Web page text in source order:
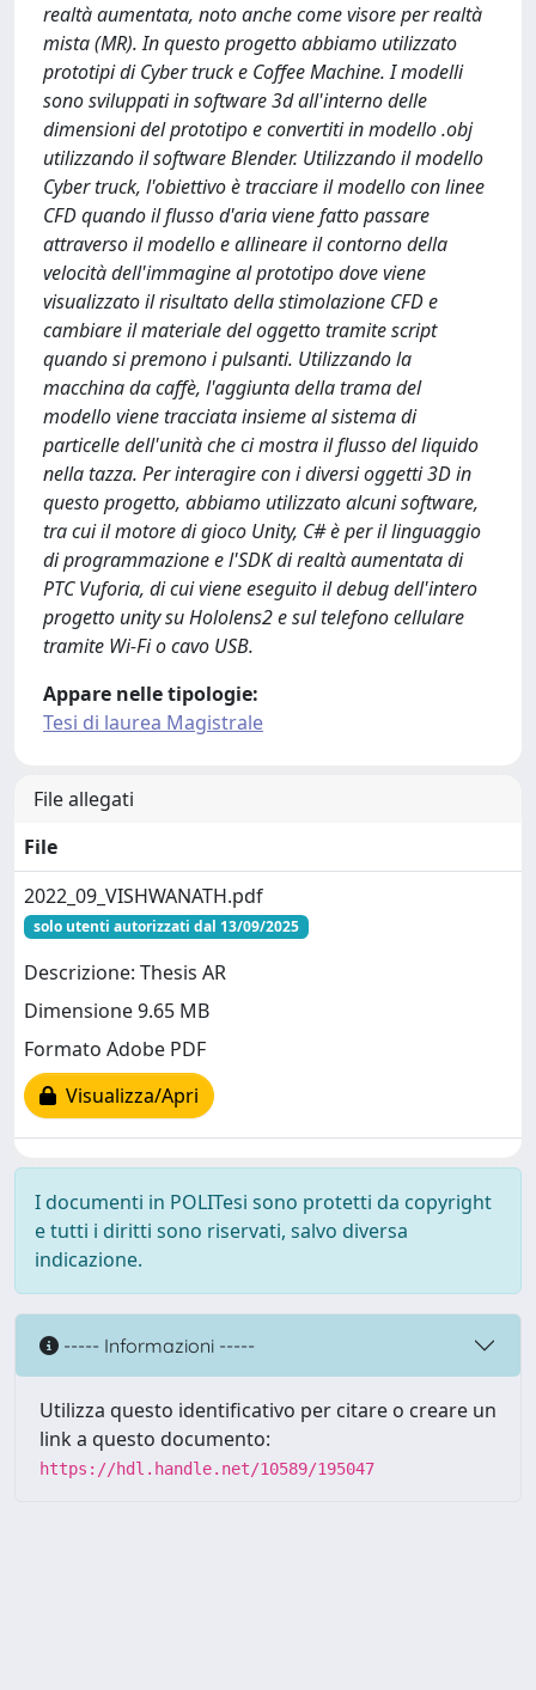
realtà aumentata, noto anche come visore per realtà
mista (MR). In questo progetto abbiamo utilizzato
prototipi di Cyber ​​truck e Coffee Machine. I modelli
sono sviluppati in software 3d all'interno delle
dimensioni del prototipo e convertiti in modello .obj
utilizzando il software Blender. Utilizzando il modello
Cyber ​​truck, l'obiettivo è tracciare il modello con linee
CFD quando il flusso d'aria viene fatto passare
attraverso il modello e allineare il contorno della
velocità dell'immagine al prototipo dove viene
visualizzato il risultato della stimolazione CFD e
cambiare il materiale del oggetto tramite script
quando si premono i pulsanti. Utilizzando la
macchina da caffè, l'aggiunta della trama del
modello viene tracciata insieme al sistema di
particelle dell'unità che ci mostra il flusso del liquido
nella tazza. Per interagire con i diversi oggetti 3D in
questo progetto, abbiamo utilizzato alcuni software,
tra cui il motore di gioco Unity, C# è per il linguaggio
di programmazione e l'SDK di realtà aumentata di
PTC Vuforia, di cui viene eseguito il debug dell'intero
progetto unity su Hololens2 e sul telefono cellulare
tramite Wi-Fi o cavo USB.
Appare nelle tipologie:
Tesi di laurea Magistrale
File allegati
File
2022_09_VISHWANATH.pdf
solo utenti autorizzati dal 13/09/2025
Descrizione: Thesis AR
Dimensione 9.65 MB
Formato Adobe PDF
Visualizza/Apri
I documenti in POLITesi sono protetti da copyright
e tutti i diritti sono riservati, salvo diversa
indicazione.
----- Informazioni -----
Utilizza questo identificativo per citare o creare un
link a questo documento:
https://hdl.handle.net/10589/195047